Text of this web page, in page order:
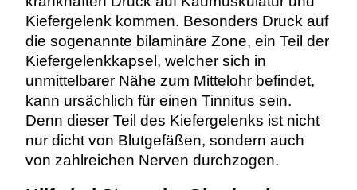
Kiefergelenk kommen. Besonders Druck auf
die sogenannte bilaminäre Zone, ein Teil der
Kiefergelenkkapsel, welcher sich in
unmittelbarer Nähe zum Mittelohr befindet,
kann ursächlich für einen Tinnitus sein.
Denn dieser Teil des Kiefergelenks ist nicht
nur dicht von Blutgefäßen, sondern auch
von zahlreichen Nerven durchzogen.